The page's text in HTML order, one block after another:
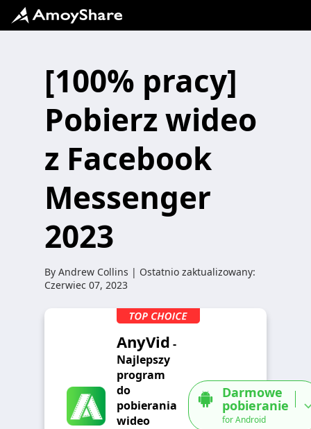
[100% pracy]
Pobierz wideo
z Facebook
Messenger
2023
By Andrew Collins | Ostatnio zaktualizowany:
Czerwiec 07, 2023
AnyVid -
Najlepszy
program
do
pobierania
wideo
Darmowe
pobieranie
for Android